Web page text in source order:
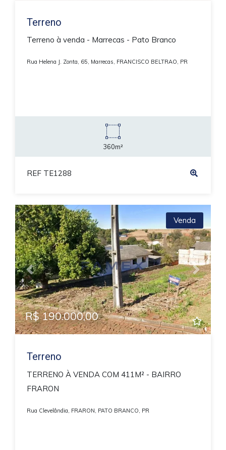
Terreno
Terreno à venda - Marrecas - Pato Branco
Rua Helena J. Zonta, 65, Marrecas, FRANCISCO BELTRAO, PR
360m²
REF TE1288
Previous Next
Venda
R$ 190.000,00
Terreno
TERRENO À VENDA COM 411M² - BAIRRO
FRARON
Rua Clevelândia, FRARON, PATO BRANCO, PR